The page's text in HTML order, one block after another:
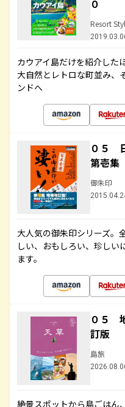
０
Resort
カウアイ島だけを紹介した
大自然とレトロな町並み、
ンドへ
０５
第壱
御朱印
大人気の御朱印シリーズ。
しい、おもしろい、珍しい
ます。
０５
訂版
島旅
絶景スポットから島ごはん